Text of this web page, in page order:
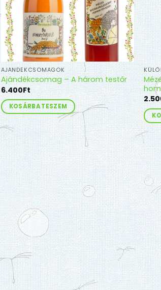
AJÁNDÉKCSOMAGOK
Ajándékcsomag – A három testőr
6.400Ft
KOSÁRBA TESZEM